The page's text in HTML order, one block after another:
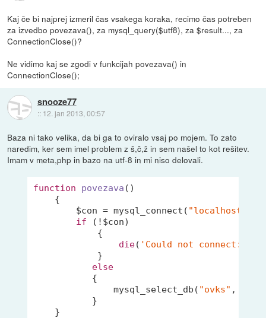
Kaj če bi najprej izmeril čas vsakega koraka, recimo čas potreben
za izvedbo povezava(), za mysql_query($utf8), za $result..., za
ConnectionClose()?
Ne vidimo kaj se zgodi v funkcijah povezava() in
ConnectionClose();
snooze77
:: 12. jan 2013, 00:57
Baza ni tako velika, da bi ga to oviralo vsaj po mojem. To zato
naredim, ker sem imel problem z š,č,ž in sem našel to kot rešitev.
Imam v meta,php in bazo na utf-8 in mi niso delovali.
function povezava ()
{
        $con = mysql_connect(
"localhost"
if (!$con)
            {
die( 'Could not connect: '
            }
else
           {
               mysql_select_db(
"ovks" ,
           }
    }